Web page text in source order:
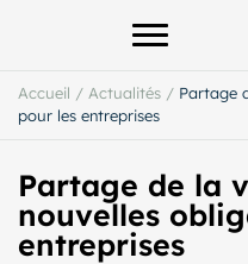
Afficher le
Accueil / Actualités / Partage
pour les entreprises
Partage de la
nouvelles
entreprises